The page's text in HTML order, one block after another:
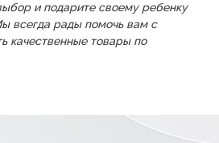
и подарите своему ребенку
всегда рады помочь вам с
качественные товары по